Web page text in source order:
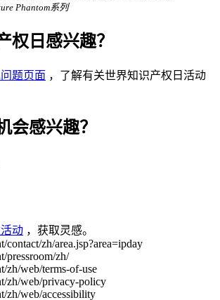
Phantom系列
权日感兴趣？
题页面 ，了解有关世界知识产权日活动
会感兴趣？
动 ，获取灵感。
zh/area.jsp?area=ipday
pressroom/zh/
zh/web/terms-of-use
zh/web/privacy-policy
zh/web/accessibility